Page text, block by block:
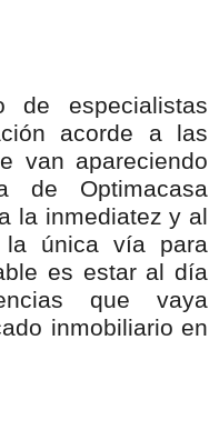
de especialistas
acorde a las
van apareciendo
de Optimacasa
la inmediatez y al
la única vía para
es estar al día
que vaya
inmobiliario en